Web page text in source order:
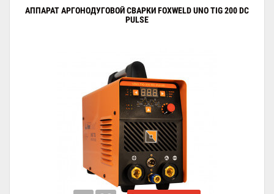
АППАРАТ АРГОНОДУГОВОЙ СВАРКИ FOXWELD UNO TIG 200 DC
PULSE